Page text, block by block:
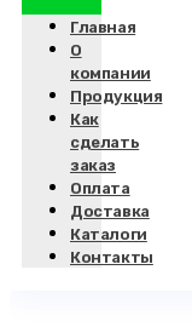
Главная
О
компании
Продукция
Как
сделать
заказ
Оплата
Доставка
Каталоги
Контакты